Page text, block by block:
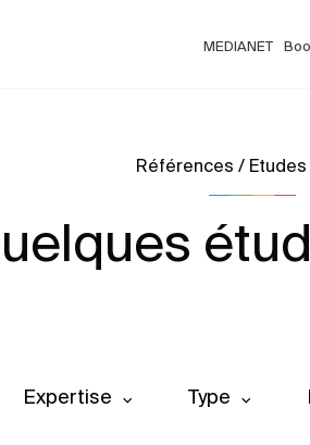
MEDIANET
Références /
Expertise Type